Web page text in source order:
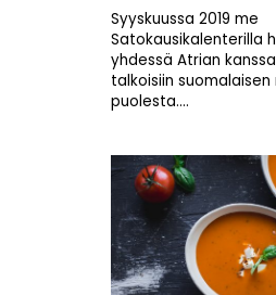
Syyskuussa 2019 me
Satokausikalenterilla
yhdessä Atrian
talkoisiin suomalaisen
puolesta....